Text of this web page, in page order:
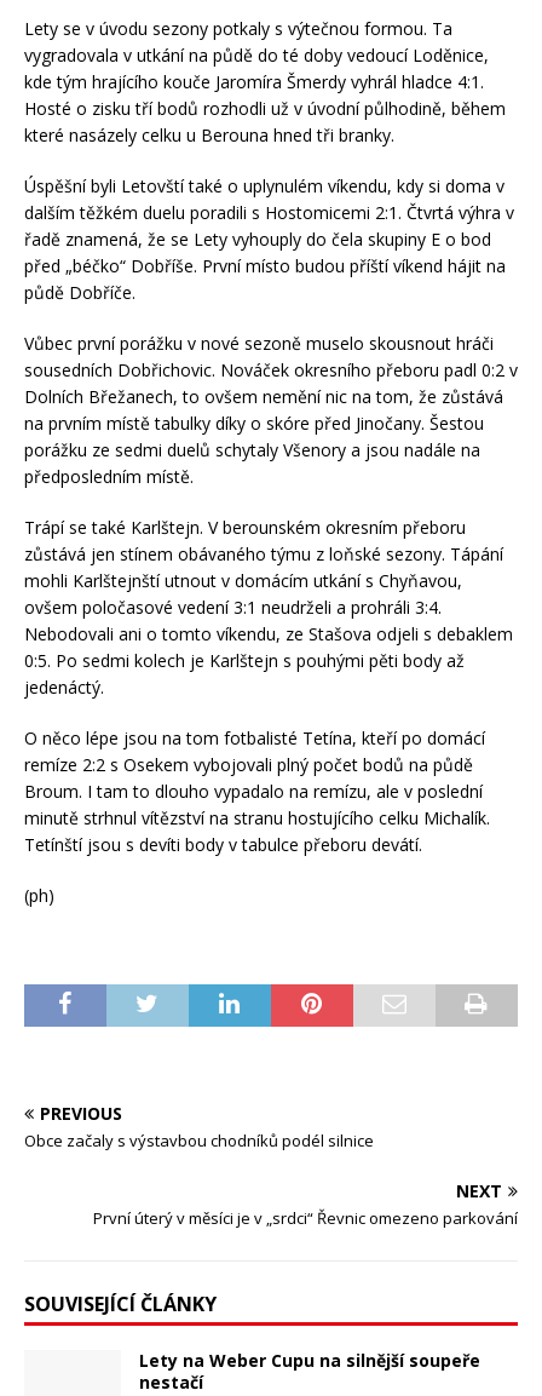
Lety se v úvodu sezony potkaly s výtečnou formou. Ta
vygradovala v utkání na půdě do té doby vedoucí Loděnice,
kde tým hrajícího kouče Jaromíra Šmerdy vyhrál hladce 4:1.
Hosté o zisku tří bodů rozhodli už v úvodní půlhodině, během
které nasázely celku u Berouna hned tři branky.
Úspěšní byli Letovští také o uplynulém víkendu, kdy si doma v
dalším těžkém duelu poradili s Hostomicemi 2:1. Čtvrtá výhra v
řadě znamená, že se Lety vyhouply do čela skupiny E o bod
před „béčko“ Dobříše. První místo budou příští víkend hájit na
půdě Dobříče.
Vůbec první porážku v nové sezoně muselo skousnout hráči
sousedních Dobřichovic. Nováček okresního přeboru padl 0:2 v
Dolních Břežanech, to ovšem nemění nic na tom, že zůstává
na prvním místě tabulky díky o skóre před Jinočany. Šestou
porážku ze sedmi duelů schytaly Všenory a jsou nadále na
předposledním místě.
Trápí se také Karlštejn. V berounském okresním přeboru
zůstává jen stínem obávaného týmu z loňské sezony. Tápání
mohli Karlštejnští utnout v domácím utkání s Chyňavou,
ovšem poločasové vedení 3:1 neudrželi a prohráli 3:4.
Nebodovali ani o tomto víkendu, ze Stašova odjeli s debaklem
0:5. Po sedmi kolech je Karlštejn s pouhými pěti body až
jedenáctý.
O něco lépe jsou na tom fotbalisté Tetína, kteří po domácí
remíze 2:2 s Osekem vybojovali plný počet bodů na půdě
Broum. I tam to dlouho vypadalo na remízu, ale v poslední
minutě strhnul vítězství na stranu hostujícího celku Michalík.
Tetínští jsou s devíti body v tabulce přeboru devátí.
(ph)
PREVIOUS
Obce začaly s výstavbou chodníků podél silnice
NEXT
První úterý v měsíci je v „srdci“ Řevnic omezeno parkování
SOUVISEJÍCÍ ČLÁNKY
Lety na Weber Cupu na silnější soupeře
nestačí